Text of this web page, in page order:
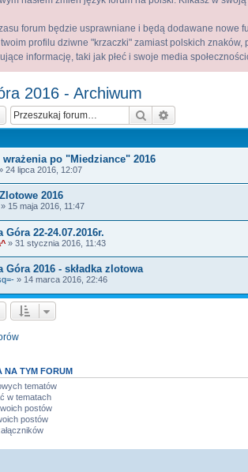
forum będzie usprawniane i będą dodawane nowe
profilu dziwne "krzaczki" zamiast polskich znaków,
informację, taki jak płeć i swoje media
2016 - Archiwum
Szukaj
po "Miedziance" 2016
24 lipca 2016, 12:07
2016
» 15 maja 2016, 11:47
Góra 22-24.07.2016r.
» 31 stycznia 2016, 11:43
Góra 2016 - składka zlotowa
» 14 marca 2016, 22:46
NA TYM FORUM
tematów
w tematach
postów
postów